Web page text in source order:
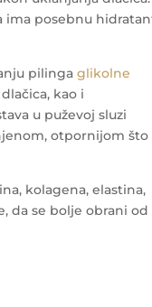
ima posebnu
pilingaglikolne
kao i
u puževoj sluzi
otpornijom što
kolagena, elastina,
da se bolje obrani od